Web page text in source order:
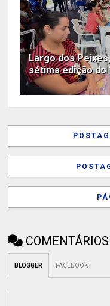
Largo dos
sétima edição
COMENTÁRIOS
BLOGGER FACEBOOK